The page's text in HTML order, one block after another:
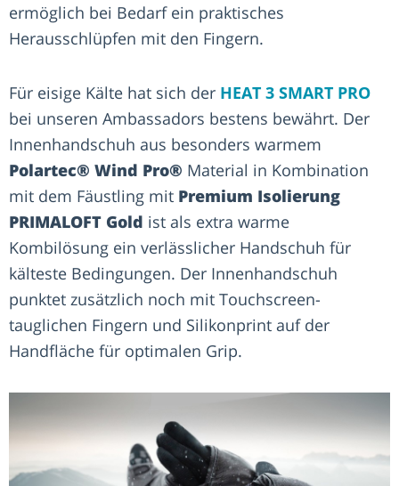
ermöglich bei Bedarf ein praktisches
Herausschlüpfen mit den Fingern.
Für eisige Kälte hat sich der HEAT 3 SMART PRO
bei unseren Ambassadors bestens bewährt. Der
Innenhandschuh aus besonders warmem
Polartec® Wind Pro® Material in Kombination
mit dem Fäustling mit Premium Isolierung
PRIMALOFT Gold ist als extra warme
Kombilösung ein verlässlicher Handschuh für
kälteste Bedingungen. Der Innenhandschuh
punktet zusätzlich noch mit Touchscreen-
tauglichen Fingern und Silikonprint auf der
Handfläche für optimalen Grip.